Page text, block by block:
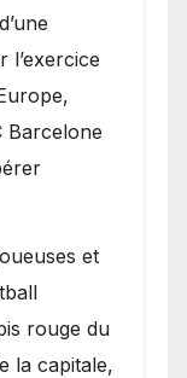
l’exercice
Barcelone
et
rouge du
la capitale,